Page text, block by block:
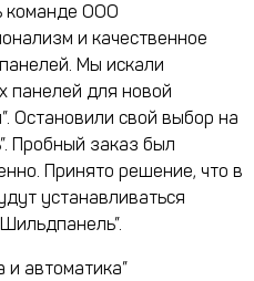
команде ООО
и качественное
Мы искали
панелей для новой
Остановили свой выбор на
Пробный заказ был
Принято решение, что в
устанавливаться
автоматика”